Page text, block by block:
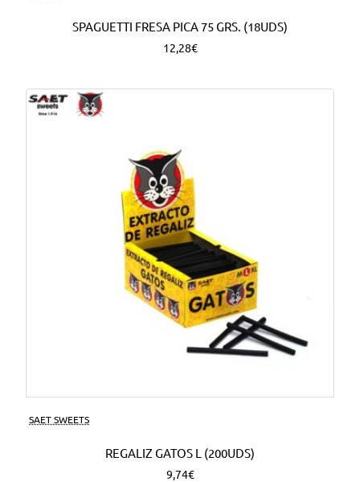
SPAGUETTI FRESA PICA 75 GRS. (18UDS)
12,28€
SAET SWEETS
REGALIZ GATOS L (200UDS)
9,74€